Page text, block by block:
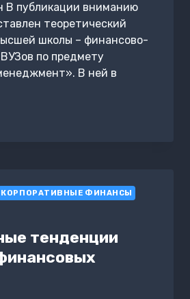
В публикации вниманию
теоретический
школы – финансово-
по предмету
В ней в
КОРПОРАТИВНЫЕ ФИНАНСЫ
тенденции